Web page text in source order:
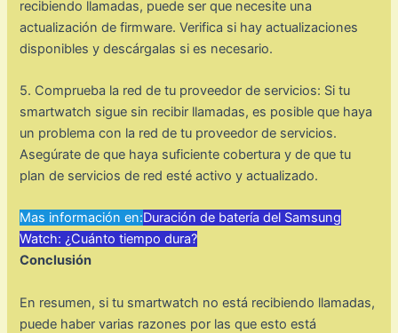
recibiendo llamadas, puede ser que necesite una
actualización de firmware. Verifica si hay actualizaciones
disponibles y descárgalas si es necesario.
5. Comprueba la red de tu proveedor de servicios: Si tu
smartwatch sigue sin recibir llamadas, es posible que haya
un problema con la red de tu proveedor de servicios.
Asegúrate de que haya suficiente cobertura y de que tu
plan de servicios de red esté activo y actualizado.
Mas información en:Duración de batería del Samsung
Watch: ¿Cuánto tiempo dura?
Conclusión
En resumen, si tu smartwatch no está recibiendo llamadas,
puede haber varias razones por las que esto está